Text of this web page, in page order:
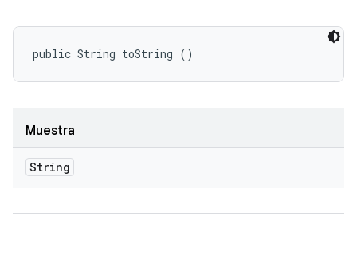
public String toString ()
Muestra
String